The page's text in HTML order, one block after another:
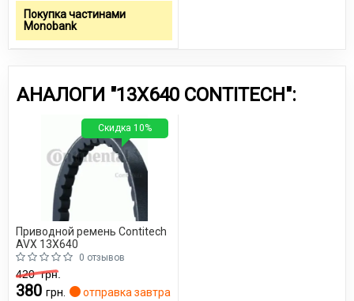
Покупка частинами
Monobank
АНАЛОГИ "13X640 CONTITECH":
Приводной ремень Contitech
AVX 13X640
0 отзывов
420грн.
380 грн. отправка завтра
Скидка 10%